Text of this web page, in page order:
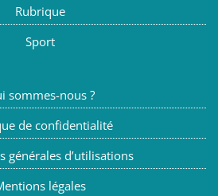
Rubrique
Sport
sommes-nous ?
de confidentialité
générales d’utilisations
légales